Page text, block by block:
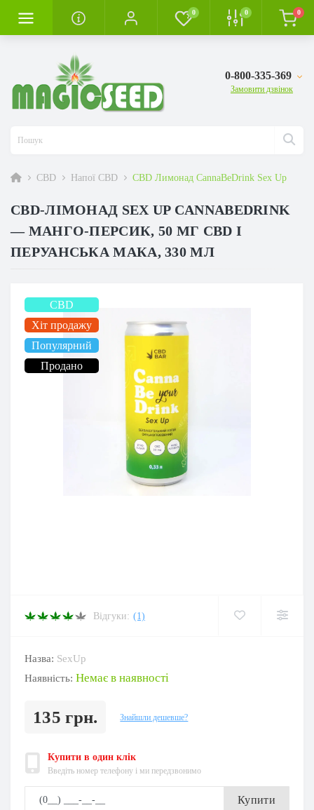
0 0 0
0-800-335-369
Замовити дзвінок
CBD Напої CBD CBD Лимонад CannaBeDrink Sex Up
CBD-ЛІМОНАД SEX UP CANNABEDRINK
— МАНГО-ПЕРСИК, 50 МГ CBD І
ПЕРУАНСЬКА МАКА, 330 МЛ
CBD
Хіт продажу
Популярний
Продано
Відгуки: (1)
Назва: SexUp
Наявність: Немає в наявності
135 грн. Знайшли дешевше?
Купити в один клік
Введіть номер телефону і ми передзвонимо
Купити